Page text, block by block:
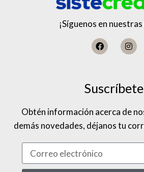
¡Síguenos en
Suscríbete
Obtén información acerca de
demás novedades, déjanos tu